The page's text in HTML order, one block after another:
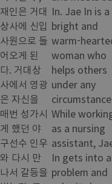
재인은 거대
상사에 신입
사원으로 들
어오게 된
다. 거대상
사에서 영광
은 자신을
매번 성가시
게 했던 야
구선수 인우
와 다시 만
나서 갈등을
In. Jae In is a
bright and
warm-
woman who
helps others
under any
While
as a nursing
assistant,
In gets into a
problem and